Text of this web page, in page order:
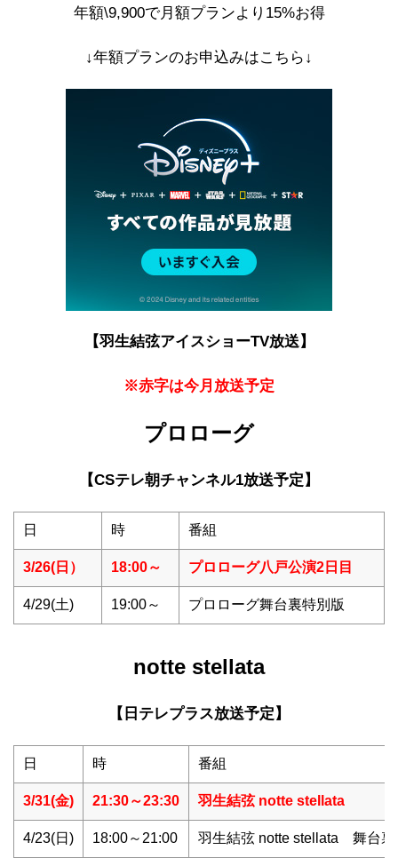
年額\9,900で月額プランより15%お得
↓年額プランのお申込みはこちら↓
【羽生結弦アイスショーTV放送】
※赤字は今月放送予定
プロローグ
【CSテレ朝チャンネル1放送予定】
日 時 番組
3/26(日） 18:00～ プロローグ八戸公演2日目
4/29(土) 19:00～ プロローグ舞台裏特別版
notte stellata
【日テレプラス放送予定】
日 時 番組
3/31(金) 21:30～23:30 羽生結弦 notte stellata
4/23(日) 18:00～21:00 羽生結弦 notte stellata 舞台裏